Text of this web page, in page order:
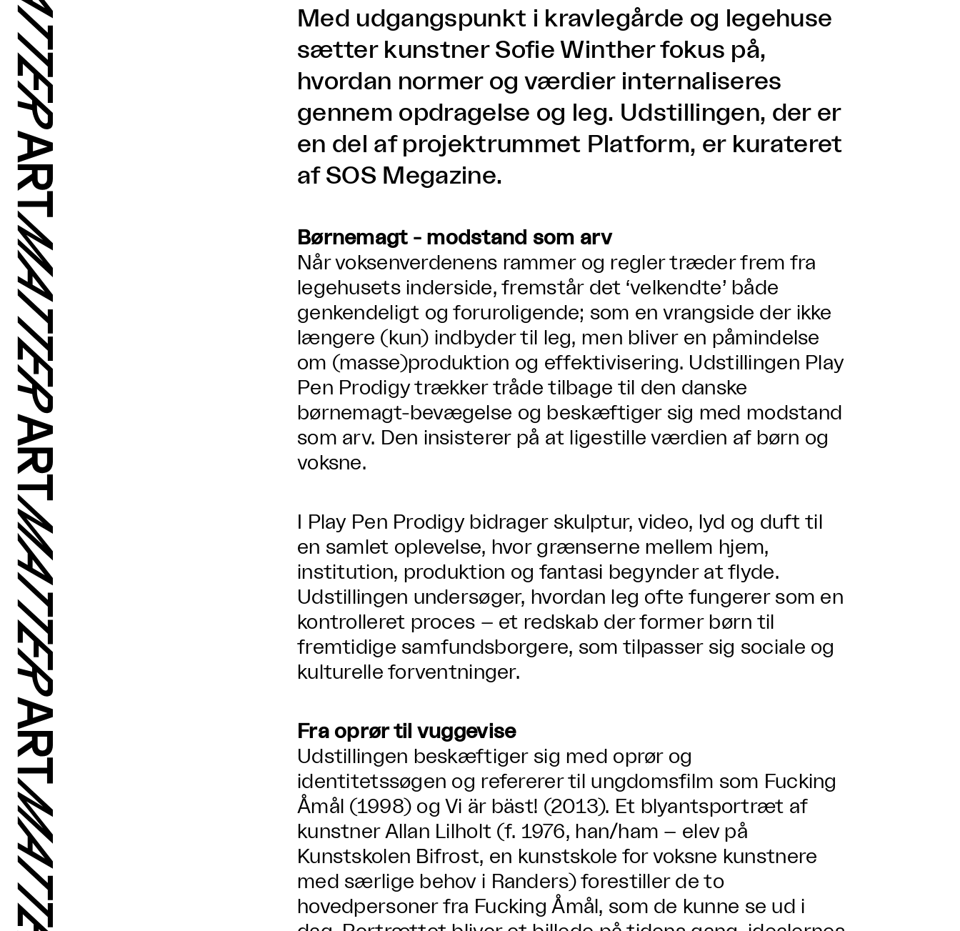
Med udgangspunkt i kravlegårde og legehuse
sætter kunstner Sofie Winther fokus på,
hvordan normer og værdier internaliseres
gennem opdragelse og leg. Udstillingen, der er
en del af projektrummet Platform, er kurateret
af SOS Megazine.
Børnemagt - modstand som arv
Når voksenverdenens rammer og regler træder frem fra
legehusets inderside, fremstår det ‘velkendte’ både
genkendeligt og foruroligende; som en vrangside der ikke
længere (kun) indbyder til leg, men bliver en påmindelse
om (masse)produktion og effektivisering. Udstillingen Play
Pen Prodigy trækker tråde tilbage til den danske
børnemagt-bevægelse og beskæftiger sig med modstand
som arv. Den insisterer på at ligestille værdien af børn og
voksne.
I Play Pen Prodigy bidrager skulptur, video, lyd og duft til
en samlet oplevelse, hvor grænserne mellem hjem,
institution, produktion og fantasi begynder at flyde.
Udstillingen undersøger, hvordan leg ofte fungerer som en
kontrolleret proces – et redskab der former børn til
fremtidige samfundsborgere, som tilpasser sig sociale og
kulturelle forventninger.
Fra oprør til vuggevise
Udstillingen beskæftiger sig med oprør og
identitetssøgen og refererer til ungdomsfilm som Fucking
Åmål (1998) og Vi är bäst! (2013). Et blyantsportræt af
kunstner Allan Lilholt (f. 1976, han/ham – elev på
Kunstskolen Bifrost, en kunstskole for voksne kunstnere
med særlige behov i Randers) forestiller de to
hovedpersoner fra Fucking Åmål, som de kunne se ud i